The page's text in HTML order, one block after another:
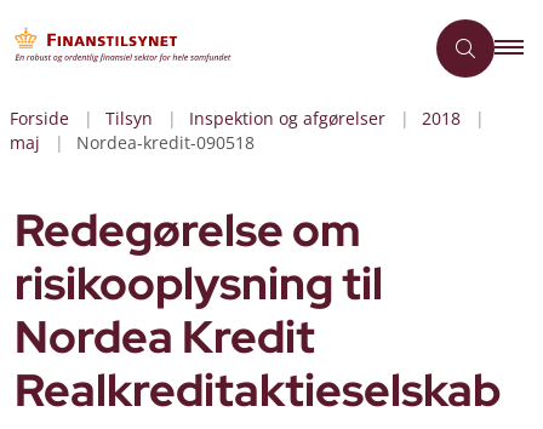
Forside Tilsyn Inspektion og afgørelser
2018
maj
Nordea-kredit-090518
Redegørelse om
risikooplysning til
Nordea Kredit
Realkreditaktieselskab